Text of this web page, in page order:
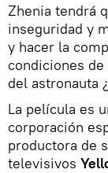
Zhenia tendrá
inseguridad y
y hacer la
condiciones
del astronauta
La película es
corporación
productora de
televisivos